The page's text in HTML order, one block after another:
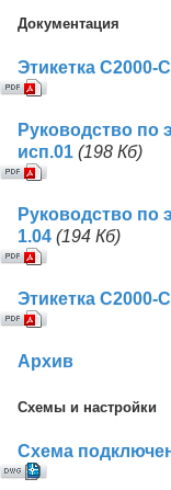
Документация
Этикетка С2000-
Руководство по
исп.01 (198 Кб)
Руководство по
1.04 (194 Кб)
Этикетка С2000-
Архив
Схемы и настройки
Схема